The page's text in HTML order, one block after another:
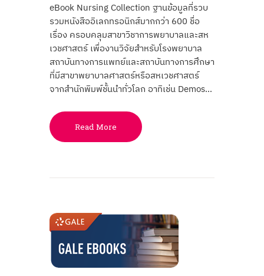
eBook Nursing Collection ฐานข้อมูลที่รวบ
รวมหนังสืออิเลกทรอนิกส์มากกว่า 600 ชื่อ
เรื่อง ครอบคลุมสาขาวิชาการพยาบาลและสห
เวชศาสตร์ เพื่องานวิจัยสำหรับโรงพยาบาล
สถาบันทางการแพทย์และสถาบันทางการศึกษา
ที่มีสาขาพยาบาลศาสตร์หรือสหเวชศาสตร์
จากสำนักพิมพ์ชั้นนำทั่วโลก อาทิเช่น Demos…
Read More